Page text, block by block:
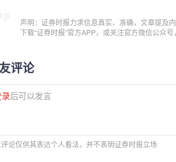
声明：证券时报力求信息真实、准确，文章提及
下载“证券时报”官方APP，或关注官方微信公众
评论
后可以发言
论仅供其表达个人看法，并不表明证券时报立场